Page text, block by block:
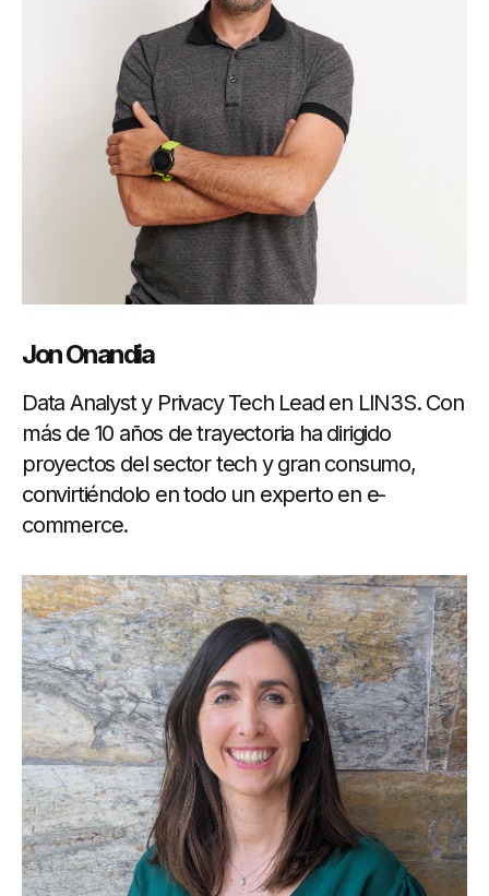
Jon Onandia
Data Analyst y Privacy Tech Lead en LIN3S. Con
más de 10 años de trayectoria ha dirigido
proyectos del sector tech y gran consumo,
convirtiéndolo en todo un experto en e-
commerce.